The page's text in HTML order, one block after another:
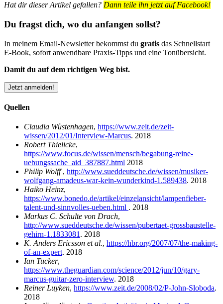
Hat dir dieser Artikel gefallen? Dann teile ihn jetzt auf Facebook!
Du fragst dich, wo du anfangen sollst?
In meinem Email-Newsletter bekommst du gratis das Schnellstart
E-Book, sofort anwendbare Praxis-Tipps und eine Tonübersicht.
Damit du auf dem richtigen Weg bist.
Jetzt anmelden!
Quellen
Claudia Wüstenhagen, https://www.zeit.de/zeit-
wissen/2012/01/Interview-Marcus. 2018
Robert Thielicke,
https://www.focus.de/wissen/mensch/begabung-reine-
uebungssache_aid_387887.html 2018
Philip Wolff, http://www.sueddeutsche.de/wissen/musiker-
wolfgang-amadeus-war-kein-wunderkind-1.589438. 2018
Haiko Heinz,
https://www.bonedo.de/artikel/einzelansicht/lampenfieber-
talent-und-sinnvolles-ueben.html . 2018
Markus C. Schulte von Drach,
http://www.sueddeutsche.de/wissen/pubertaet-grossbaustelle-
gehirn-1.1833081 . 2018
K. Anders Ericsson et al., https://hbr.org/2007/07/the-making-
of-an-expert. 2018
Ian Tucker,
https://www.theguardian.com/science/2012/jun/10/gary-
marcus-guitar-zero-interview. 2018
Reiner Luyken, https://www.zeit.de/2008/02/P-John-Sloboda.
2018